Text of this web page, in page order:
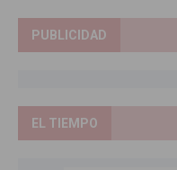
PUBLICIDAD
EL TIEMPO